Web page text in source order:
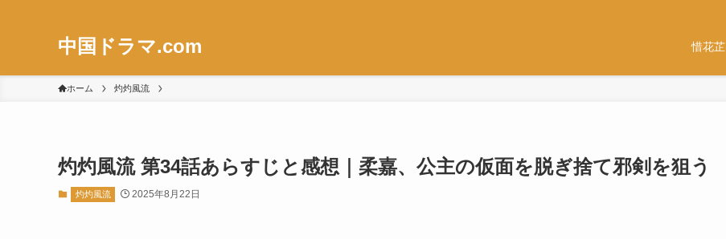
中国ドラマ.com 惜花芷
ホーム 灼灼風流
灼灼風流 第34話あらすじと感想｜柔嘉、公主の仮面を脱ぎ捨て邪剣を狙う
灼灼風流 2025年8月22日